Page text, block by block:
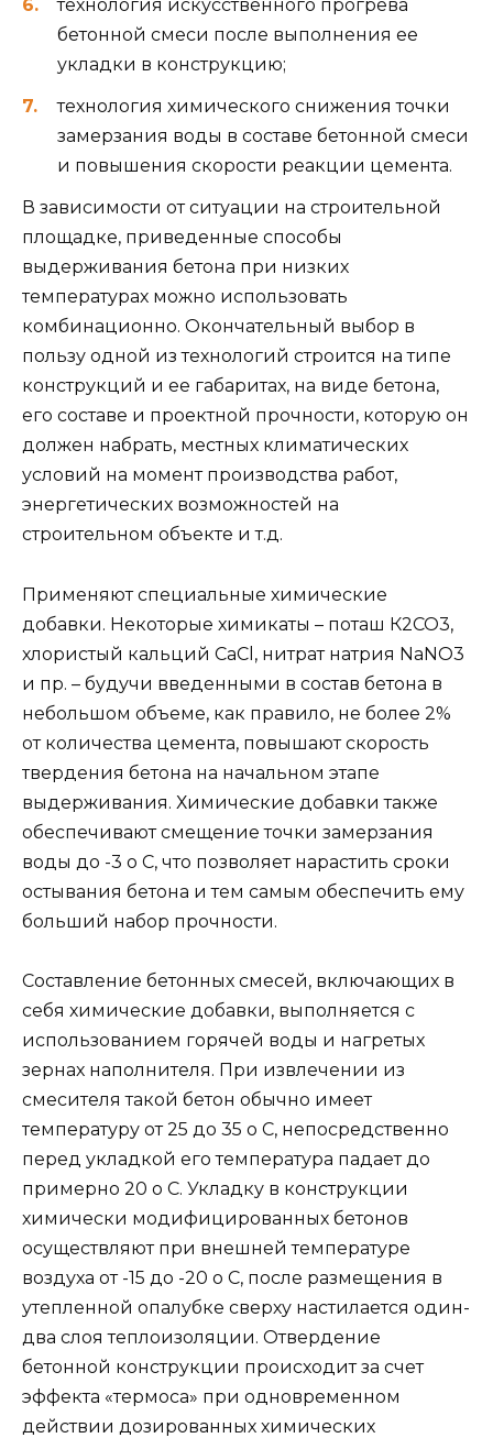
технология искусственного прогрева
бетонной смеси после выполнения ее
укладки в конструкцию;
технология химического снижения точки
замерзания воды в составе бетонной смеси
и повышения скорости реакции цемента.
В зависимости от ситуации на строительной
площадке, приведенные способы
выдерживания бетона при низких
температурах можно использовать
комбинационно. Окончательный выбор в
пользу одной из технологий строится на типе
конструкций и ее габаритах, на виде бетона,
его составе и проектной прочности, которую он
должен набрать, местных климатических
условий на момент производства работ,
энергетических возможностей на
строительном объекте и т.д.
Применяют специальные химические
добавки. Некоторые химикаты – поташ К2СО3,
хлористый кальций CaCl, нитрат натрия NaNO3
и пр. – будучи введенными в состав бетона в
небольшом объеме, как правило, не более 2%
от количества цемента, повышают скорость
твердения бетона на начальном этапе
выдерживания. Химические добавки также
обеспечивают смещение точки замерзания
воды до -3 о С, что позволяет нарастить сроки
остывания бетона и тем самым обеспечить ему
больший набор прочности.
Составление бетонных смесей, включающих в
себя химические добавки, выполняется с
использованием горячей воды и нагретых
зернах наполнителя. При извлечении из
смесителя такой бетон обычно имеет
температуру от 25 до 35 о С, непосредственно
перед укладкой его температура падает до
примерно 20 о С. Укладку в конструкции
химически модифицированных бетонов
осуществляют при внешней температуре
воздуха от -15 до -20 о С, после размещения в
утепленной опалубке сверху настилается один-
два слоя теплоизоляции. Отвердение
бетонной конструкции происходит за счет
эффекта «термоса» при одновременном
действии дозированных химических